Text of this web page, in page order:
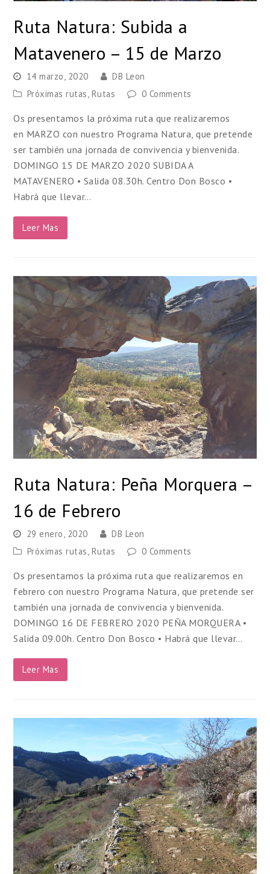
Ruta Natura: Subida a
Matavenero – 15 de Marzo
14 marzo, 2020
DB Leon
Próximas rutas Rutas 0 Comments
Os presentamos la próxima ruta que realizaremos
en MARZO con nuestro Programa Natura, que pretende
ser también una jornada de convivencia y bienvenida.
DOMINGO 15 DE MARZO 2020 SUBIDA A
MATAVENERO • Salida 08.30h. Centro Don Bosco •
Habrá que llevar…
Leer Mas
Ruta Natura: Peña Morquera –
16 de Febrero
29 enero, 2020
DB Leon
Próximas rutas Rutas 0 Comments
Os presentamos la próxima ruta que realizaremos en
febrero con nuestro Programa Natura, que pretende ser
también una jornada de convivencia y bienvenida.
DOMINGO 16 DE FEBRERO 2020 PEÑA MORQUERA •
Salida 09.00h. Centro Don Bosco • Habrá que llevar…
Leer Mas